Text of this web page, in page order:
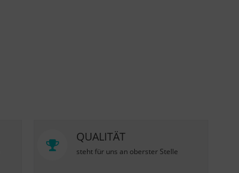
QUALITÄT
steht für uns an oberster Stelle